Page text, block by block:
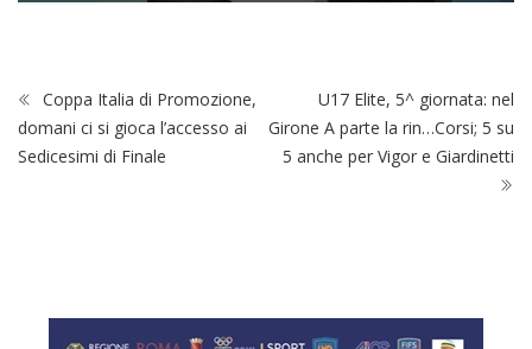
Coppa Italia di Promozione,
domani ci si gioca l’accesso ai
Sedicesimi di Finale
U17 Elite, 5^ giornata: nel
Girone A parte la rin…Corsi; 5 su
5 anche per Vigor e Giardinetti